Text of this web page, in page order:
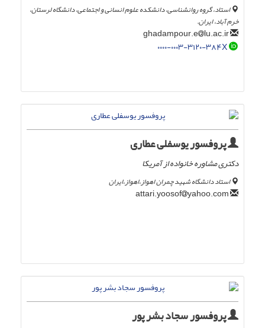
استاد، گروه روانشناسی، دانشکده علوم انسانی و اجتماعی، دانشگاه لرستان،
خرم آباد، ایران.
lu.ac.ir
۰۰۰۰-۰۰۰۳-۳۱۲۰-۳۸۴X
پروفسور یوسفلی عطاری
دکتری مشاوره خانواده از آمریکا
استاد دانشگاه شهید چمران اهواز،اهواز،ایران
yahoo.com
پروفسور سجاد بشر پور